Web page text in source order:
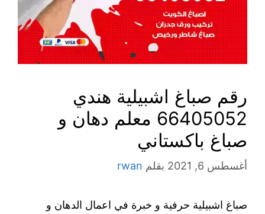
رقم صباغ اشبيلية هندي
66405052 معلم دهان و
صباغ باكستاني
أغسطس 6, 2021 بقلم rwan
صباغ اشبيلية حرفية و خبرة في اعمال الدهان و